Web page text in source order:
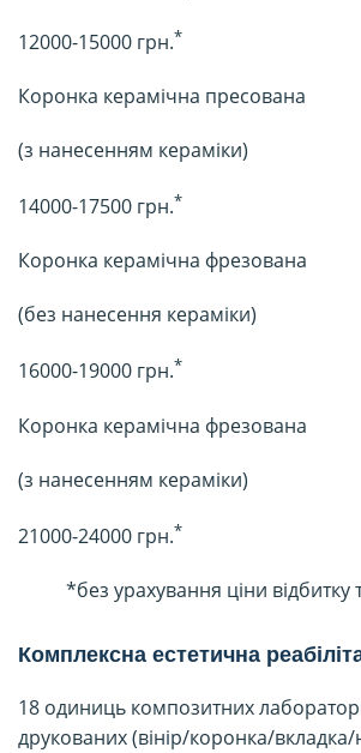
12000-15000 грн.*
Коронка керамічна пресована
(з нанесенням кераміки)
14000-17500 грн.*
Коронка керамічна фрезована
(без нанесення кераміки)
16000-19000 грн.*
Коронка керамічна фрезована
(з нанесенням кераміки)
21000-24000 грн.*
*без урахування ціни відбитку
Комплексна естетична
18 одиниць композитних
друкованих (вінір/коронка/вкладка/